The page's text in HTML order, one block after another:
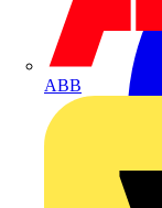
ABB